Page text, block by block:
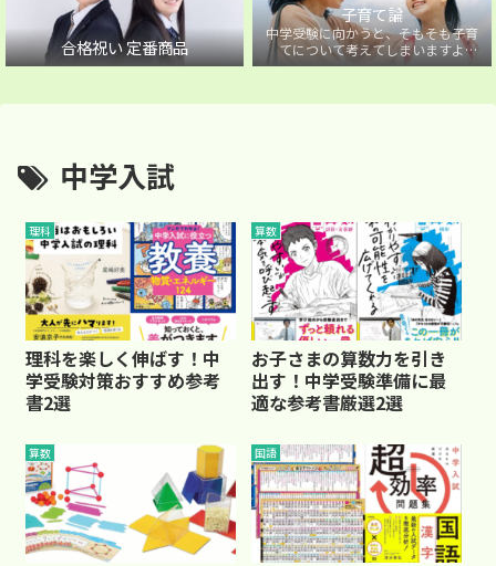
合格祝い 定番商品
子育て論
中学受験に向かうと、そもそも子育
てについて考えてしまいますよ
ね・・・。中学受験に向かうお子様
中学入試
理科
理科を楽しく伸ばす！中
学受験対策おすすめ参考
書2選
算数
お子さまの算数力を引き
出す！中学受験準備に最
適な参考書厳選2選
算数 国語